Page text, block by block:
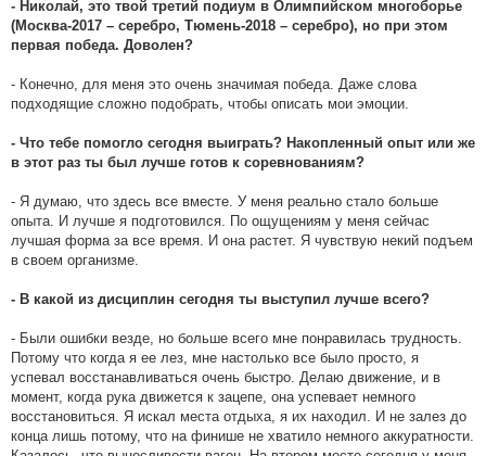
- Николай, это твой третий подиум в Олимпийском многоборье
(Москва-2017 – серебро, Тюмень-2018 – серебро), но при этом
первая победа. Доволен?
- Конечно, для меня это очень значимая победа. Даже слова
подходящие сложно подобрать, чтобы описать мои эмоции.
- Что тебе помогло сегодня выиграть? Накопленный опыт или же
в этот раз ты был лучше готов к соревнованиям?
- Я думаю, что здесь все вместе. У меня реально стало больше
опыта. И лучше я подготовился. По ощущениям у меня сейчас
лучшая форма за все время. И она растет. Я чувствую некий подъем
в своем организме.
- В какой из дисциплин сегодня ты выступил лучше всего?
- Были ошибки везде, но больше всего мне понравилась трудность.
Потому что когда я ее лез, мне настолько все было просто, я
успевал восстанавливаться очень быстро. Делаю движение, и в
момент, когда рука движется к зацепе, она успевает немного
восстановиться. Я искал места отдыха, я их находил. И не залез до
конца лишь потому, что на финише не хватило немного аккуратности.